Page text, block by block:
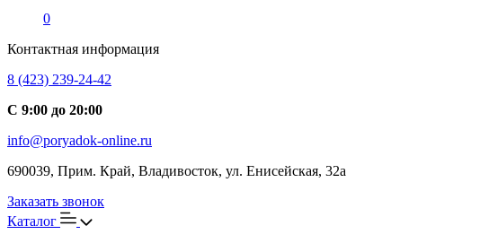
0
Контактная информация
8 (423) 239-24-42
С 9:00 до 20:00
info@poryadok-online.ru
690039, Прим. Край, Владивосток, ул. Енисейская, 32а
Заказать звонок
Каталог